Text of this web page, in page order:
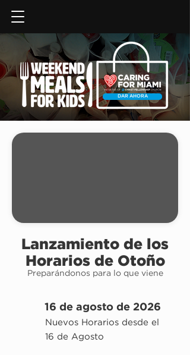
DAR AHORA
Lanzamiento de los
Horarios de Otoño
Preparándonos para lo que viene
16 de agosto de 2026
Nuevos Horarios desde el
16 de Agosto